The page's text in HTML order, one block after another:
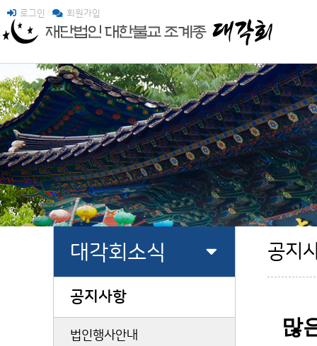
로그인 회원가입
대각회소식
공지사항
법인행사안내
공지
많